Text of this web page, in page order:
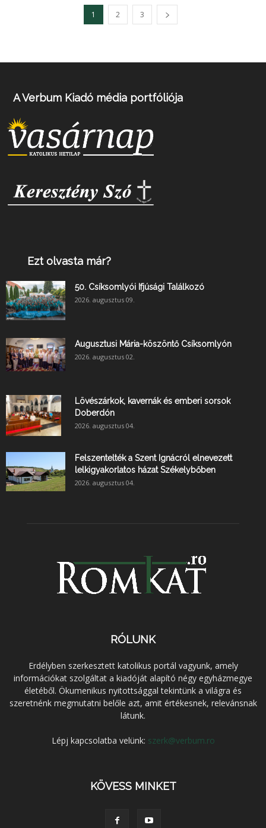
1 2 3
A Verbum Kiadó média portfóliója
Ezt olvasta már?
50. Csíksomlyói Ifjúsági Találkozó
2026. augusztus 09.
Augusztusi Mária-köszöntő Csíksomlyón
2026. augusztus 02.
Lövészárkok, kavernák és emberi sorsok
Doberdón
2026. augusztus 04.
Felszentelték a Szent Ignácról elnevezett
lelkigyakorlatos házat Székelybőben
2026. augusztus 04.
RÓLUNK
Erdélyben szerkesztett katolikus portál vagyunk, amely
információkat szolgáltat a kiadóját alapító négy egyházmegye
életéből. Ökumenikus nyitottsággal tekintünk a világra és
szeretnénk megmutatni belőle azt, amit értékesnek, relevánsnak
látunk.
Lépj kapcsolatba velünk: szerk@verbum.ro
KÖVESS MINKET